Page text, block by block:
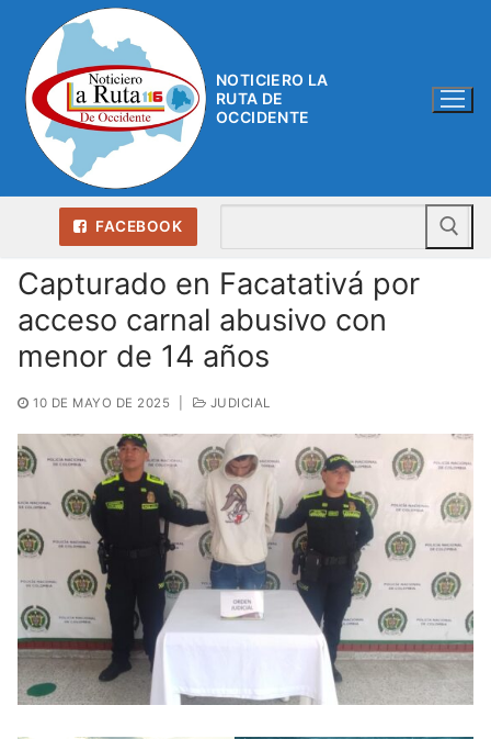
contenido
NOTICIERO LA
RUTA DE
OCCIDENTE
FACEBOOK
Capturado en Facatativá por
acceso carnal abusivo con
menor de 14 años
10 DE MAYO DE 2025 JUDICIAL